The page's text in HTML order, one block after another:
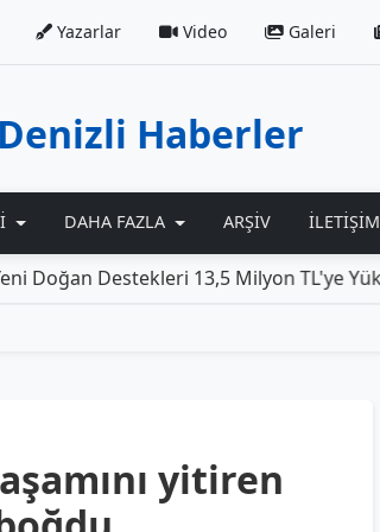
Yazarlar Video Galeri
Denizli Haberler
DAHA FAZLA ARŞIV İLETIŞIM
Destekleri 13,5 Milyon TL'ye Yükseldi
yitiren